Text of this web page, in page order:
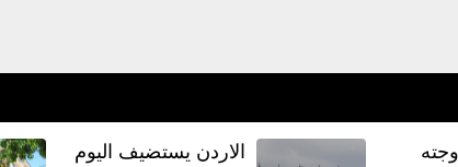
حماية البيانات وأمن المعلومات واستمرارية الأعمال
الاردن يستضيف اليوم